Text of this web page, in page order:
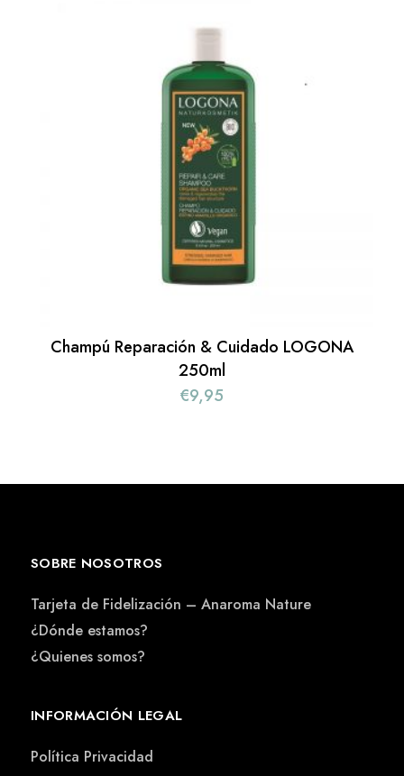
Champú Reparación & Cuidado LOGONA
250ml
€9,95
SOBRE NOSOTROS
Tarjeta de Fidelización – Anaroma Nature
¿Dónde estamos?
¿Quienes somos?
INFORMACIÓN LEGAL
Política Privacidad